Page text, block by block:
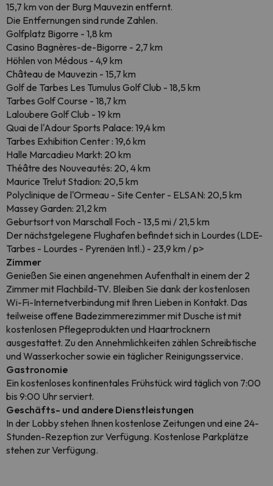
15,7 km von der Burg Mauvezin entfernt.
Die Entfernungen sind runde Zahlen.
Golfplatz Bigorre - 1,8 km
Casino Bagnères-de-Bigorre - 2,7 km
Höhlen von Médous - 4,9 km
Château de Mauvezin - 15,7 km
Golf de Tarbes Les Tumulus Golf Club - 18,5 km
Tarbes Golf Course - 18,7 km
Laloubere Golf Club - 19 km
Quai de l'Adour Sports Palace: 19,4 km
Tarbes Exhibition Center : 19,6 km
Halle Marcadieu Markt: 20 km
Théâtre des Nouveautés: 20, 4 km
Maurice Trelut Stadion: 20,5 km
Polyclinique de l'Ormeau - Site Center - ELSAN: 20,5 km
Massey Garden: 21,2 km
Geburtsort von Marschall Foch - 13,5 mi / 21,5 km
Der nächstgelegene Flughafen befindet sich in Lourdes (LDE-
Tarbes - Lourdes - Pyrenäen Intl.) - 23,9 km / p>
Zimmer
Genießen Sie einen angenehmen Aufenthalt in einem der 2
Zimmer mit Flachbild-TV. Bleiben Sie dank der kostenlosen
Wi-Fi-Internetverbindung mit Ihren Lieben in Kontakt. Das
teilweise offene Badezimmerezimmer mit Dusche ist mit
kostenlosen Pflegeprodukten und Haartrocknern
ausgestattet. Zu den Annehmlichkeiten zählen Schreibtische
und Wasserkocher sowie ein täglicher Reinigungsservice.
Gastronomie
Ein kostenloses kontinentales Frühstück wird täglich von 7:00
bis 9:00 Uhr serviert.
Geschäfts- und andere Dienstleistungen
In der Lobby stehen Ihnen kostenlose Zeitungen und eine 24-
Stunden-Rezeption zur Verfügung. Kostenlose Parkplätze
stehen zur Verfügung.